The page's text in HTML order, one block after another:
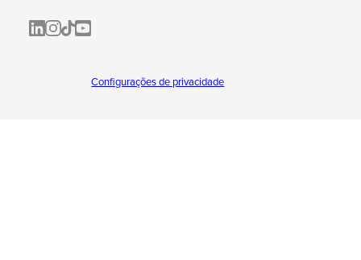
ALL-INKL.COM | LinkedIn
ALL-INKL.COM • Instagram photos and videos
ALL-INKL.COM | TikTok
ALLINKL.COM - YouTube
Configurações de privacidade